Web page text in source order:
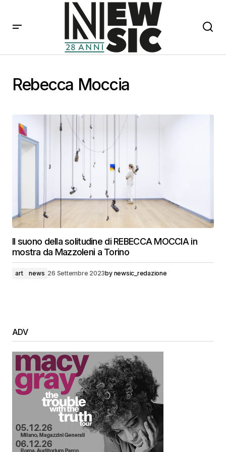
Rebecca Moccia
Il suono della solitudine di REBECCA MOCCIA in
mostra da Mazzoleni a Torino
art news 26 Settembre 2023by newsic_redazione
ADV